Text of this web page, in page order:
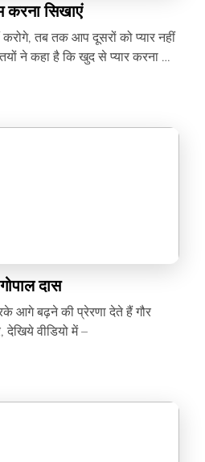
सिखाएं
तब तक आप दूसरों को प्यार नहीं
ने कहा है कि खुद से प्यार करना भी
इस वीडियो में –
दास
आगे बढ़ने की प्रेरणा देते हैं गौर
देखिये वीडियो में –